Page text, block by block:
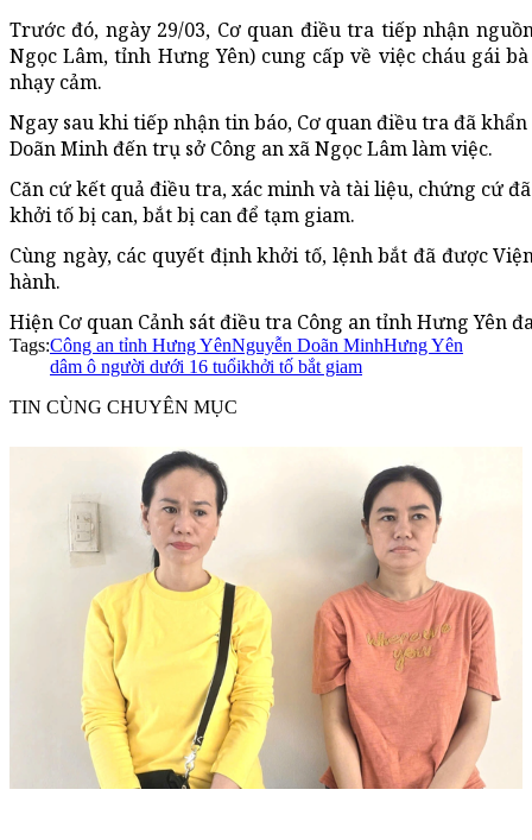
Trước đó, ngày 29/03, Cơ quan điều tra tiếp nhận
Ngọc Lâm, tỉnh Hưng Yên) cung cấp về việc cháu gái
nhạy cảm.
Ngay sau khi tiếp nhận tin báo, Cơ quan điều tra đã
Doãn Minh đến trụ sở Công an xã Ngọc Lâm làm việc.
Căn cứ kết quả điều tra, xác minh và tài liệu, chứng cứ
khởi tố bị can, bắt bị can để tạm giam.
Cùng ngày, các quyết định khởi tố, lệnh bắt đã được
hành.
Hiện Cơ quan Cảnh sát điều tra Công an tỉnh Hưng Yên
Tags:Công an tỉnh Hưng YênNguyễn Doãn MinhHưng Yên
dâm ô người dưới 16 tuổikhởi tố bắt giam
TIN CÙNG CHUYÊN MỤC